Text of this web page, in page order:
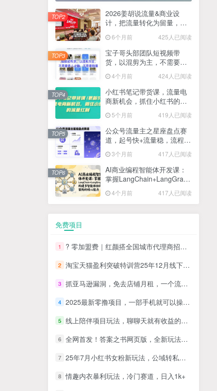
5 线上陪伴项目玩法，聊聊天就有收益的项目，一个月收益5000+
6 全网首发！答案之书网页版，全新玩法，搭配文档和网页，日入1k+零门槛小白首选副业
7 25年7月小红书女粉新玩法，公域转私域变现，日轻松变现2张+，5分钟简单复制好上手
8 情趣内衣暴利玩法，冷门赛道，日入1k+
9 在家就能做的项目，一天轻松300+，操作简单上手快
10 2025年百家号AI图文掘金，手机操作单号月入4-5位数，低门槛【附指令+工具】
抖音情感文案项目玩法，单月涨粉3000+，新手小白也能做
2026姜胡说流量&商业设
计，把流量转化为留量，设
6个月前 425人已阅读
TOP2
宝子哥头部团队短视频带
货，以混剪为主，不需要真
26年3月】
4个月前 424人已阅读
TOP3
小红书笔记带货课，流量电
商新机会，抓住小红书的流
5个月前 419人已阅读
TOP4
公众号流量主之星座盘点赛
道，起号快+流量稳，流程简
3个月前 417人已阅读
TOP5
AI商业编程智能体开发课：
掌握LangChain+LangGraph
心能力
4个月前 417人已阅读
TOP6
免费项目
1 ? 零加盟费｜红颜搭全国城市代理商招募正式启动！
2 淘宝天猫盈利突破特训营25年12月线下课，系统性的深度剖析电商企业经营之道，打造电商标准化运营体系
3 抓亚马逊漏洞，免去店铺月租，一个流量大竞争小，让你有机会成大卖的赛道
4 2025最新零撸项目，一部手机就可以操作，20秒一单，零投入纯薅羊毛，无门槛，一天200+【揭秘】
5 线上陪伴项目玩法，聊聊天就有收益的项目，一个月收益5000+
6 全网首发！答案之书网页版，全新玩法，搭配文档和网页，日入1k+零门槛小白首选副业
7 25年7月小红书女粉新玩法，公域转私域变现，日轻松变现2张+，5分钟简单复制好上手
8 情趣内衣暴利玩法，冷门赛道，日入1k+